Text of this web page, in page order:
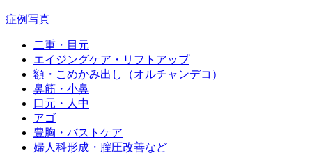
症例写真
二重・目元
エイジングケア・リフトアップ
額・こめかみ出し（オルチャンデコ）
鼻筋・小鼻
口元・人中
アゴ
豊胸・バストケア
婦人科形成・膣圧改善など